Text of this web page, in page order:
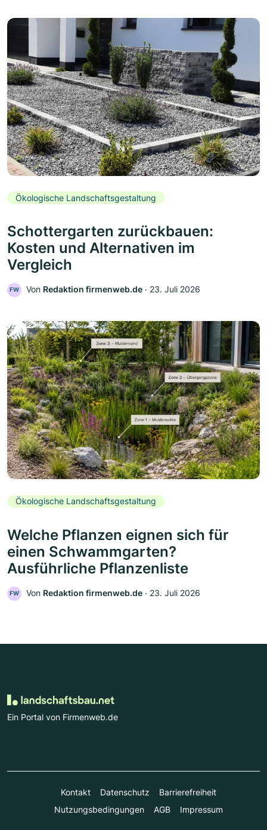
Ökologische Landschaftsgestaltung
Schottergarten zurückbauen:
Kosten und Alternativen im
Vergleich
FW Von Redaktion firmenweb.de ‧ 23. Juli 2026
Ökologische Landschaftsgestaltung
Welche Pflanzen eignen sich für
einen Schwammgarten?
Ausführliche Pflanzenliste
FW Von Redaktion firmenweb.de ‧ 23. Juli 2026
Ein Portal von Firmenweb.de
Kontakt Datenschutz
Barrierefreiheit
Nutzungsbedingungen
AGB Impressum